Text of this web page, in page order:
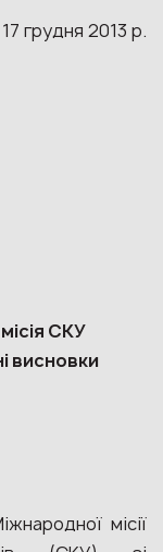
17 грудня 2013 р.
СКУ
висновки
місії